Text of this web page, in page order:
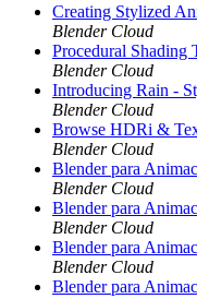
Creating Stylized
Blender Cloud
Procedural Shading
Blender Cloud
Introducing Rain -
Blender Cloud
Browse HDRi &
Blender Cloud
Blender para
Blender Cloud
Blender para
Blender Cloud
Blender para
Blender Cloud
Blender para